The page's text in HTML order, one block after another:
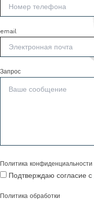
email
Запрос
Политика конфиденциальности
Подтверждаю согласие с
Политика обработки